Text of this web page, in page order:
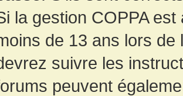
la gestion COPPA
de 13 ans lors de
suivre les
peuvent